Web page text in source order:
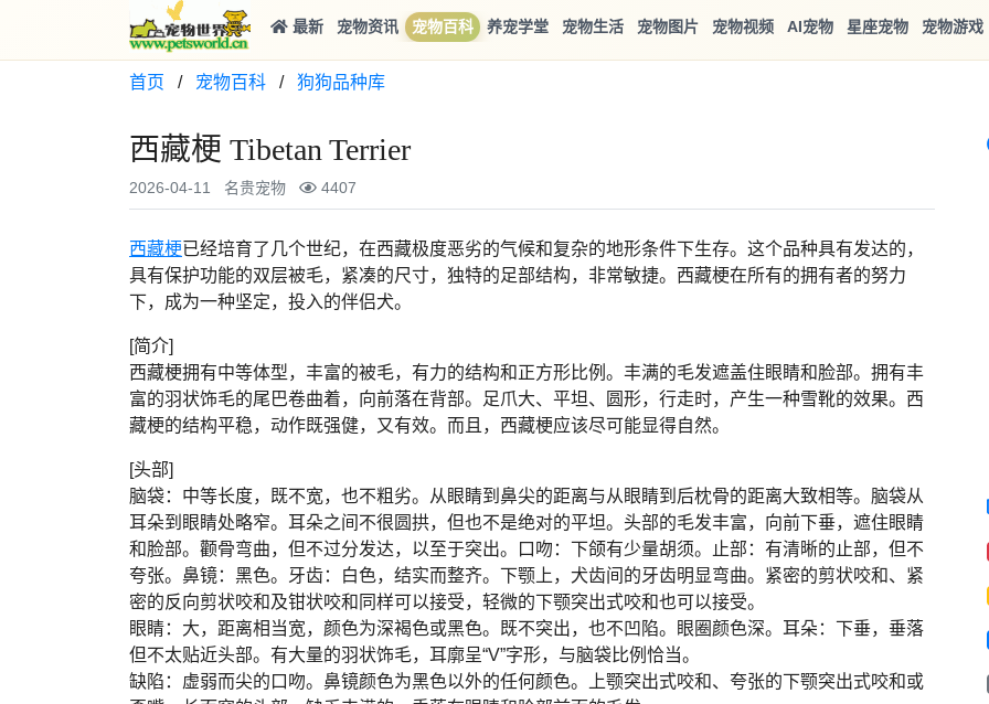
最新 宠物资讯 宠物百科 养宠学堂 宠物生活 宠物图片 宠物视频 AI宠物 星座宠物 宠物游戏
首页 / 宠物百科 / 狗狗品种库
西藏梗 Tibetan Terrier
2026-04-11 名贵宠物 4407
西藏梗已经培育了几个世纪，在西藏极度恶劣的气候和复杂的地形条件下生存。这个品种具有发达的，
具有保护功能的双层被毛，紧凑的尺寸，独特的足部结构，非常敏捷。西藏梗在所有的拥有者的努力
下，成为一种坚定，投入的伴侣犬。
[简介]
西藏梗拥有中等体型，丰富的被毛，有力的结构和正方形比例。丰满的毛发遮盖住眼睛和脸部。拥有丰
富的羽状饰毛的尾巴卷曲着，向前落在背部。足爪大、平坦、圆形，行走时，产生一种雪靴的效果。西
藏梗的结构平稳，动作既强健，又有效。而且，西藏梗应该尽可能显得自然。
[头部]
脑袋：中等长度，既不宽，也不粗劣。从眼睛到鼻尖的距离与从眼睛到后枕骨的距离大致相等。脑袋从
耳朵到眼睛处略窄。耳朵之间不很圆拱，但也不是绝对的平坦。头部的毛发丰富，向前下垂，遮住眼睛
和脸部。颧骨弯曲，但不过分发达，以至于突出。口吻：下颌有少量胡须。止部：有清晰的止部，但不
夸张。鼻镜：黑色。牙齿：白色，结实而整齐。下颚上，犬齿间的牙齿明显弯曲。紧密的剪状咬和、紧
密的反向剪状咬和及钳状咬和同样可以接受，轻微的下颚突出式咬和也可以接受。
眼睛：大，距离相当宽，颜色为深褐色或黑色。既不突出，也不凹陷。眼圈颜色深。耳朵：下垂，垂落
但不太贴近头部。有大量的羽状饰毛，耳廓呈“V”字形，与脑袋比例恰当。
缺陷：虚弱而尖的口吻。鼻镜颜色为黑色以外的任何颜色。上颚突出式咬和、夸张的下颚突出式咬和或